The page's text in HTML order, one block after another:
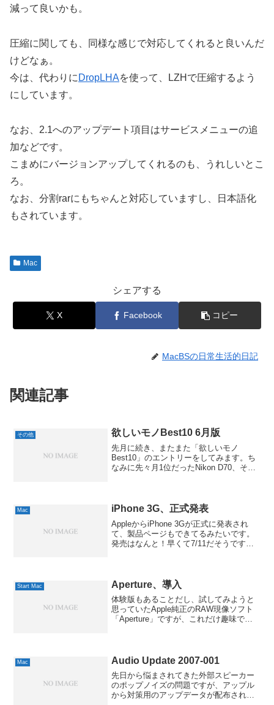
減って良いかも。
圧縮に関しても、同様な感じで対応してくれると良いんだ
けどなぁ。
今は、代わりに DropLHAを使って、LZHで圧縮するよう
にしています。
なお、2.1へのアップデート項目はサービスメニューの追
加などです。
こまめにバージョンアップしてくれるのも、うれしいとこ
ろ。
なお、分割rarにもちゃんと対応していますし、日本語化
もされています。
Mac
シェアする
X Facebook コピー
MacBSの日常生活的日記
関連記事
その他 欲しいモノBest10 6月版
先月に続き、またまた「欲しいモノ
Best10」のエントリーをしてみます。ち
なみに先々月1位だったNikon D70、そし
Mac iPhone 3G、正式発表
AppleからiPhone 3Gが正式に発表され
て、製品ページもできてるみたいです。
発売はなんと！早くて7/11だそうです。
G...
Start Mac Aperture、導入
体験版もあることだし、試してみようと
思っていたApple純正のRAW現像ソフト
「Aperture」ですが、これだけ趣味で写
Mac Audio Update 2007-001
先日から悩まされてきた外部スピーカー
のポップノイズの問題ですが、アップル
から対策用のアップデータが配布されま